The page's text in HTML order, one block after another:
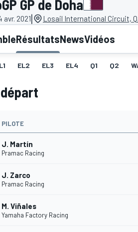
GP de Doha
avr. 2021| Losail International Circuit,
RésultatsNewsVidéos
EL2 EL3 EL4 Q1 Q2
PILOTE
J. Martín
Pramac Racing
J. Zarco
Pramac Racing
M. Viñales
Yamaha Factory Racing